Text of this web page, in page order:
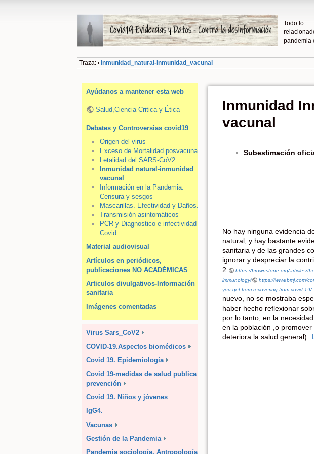
Todo lo
pandemia
Traza: • inmunidad_natural-inmunidad_vacunal
Ayúdanos a mantener esta web
Salud,Ciencia Critica y Ética
Debates y Controversias covid19
Origen del virus
Exceso de Mortalidad posvacunal
Letalidad del SARS-CoV2
Inmunidad natural-inmunidad
vacunal
Información en la Pandemia.
Censura y sesgos
Mascarillas. Efectividad y Daños.
Transmisión asintomáticos
PCR y Diagnostico e infectividad del
Covid
Material audiovisual
Artículos en periódicos,
publicaciones NO ACADÉMICAS
Articulos divulgativos-Información
sanitaria
Imágenes comentadas
Virus Sars_CoV2
COVID-19.Aspectos biomédicos
Covid 19. Epidemiología
Covid 19-medidas de salud publica y
prevención
Covid 19. Niños y jóvenes
IgG4.
Vacunas
Gestión de la Pandemia
Pandemia sociología, Antropología
Inmunidad
vacunal
Subestimación
No hay ninguna evidencia
natural, y hay bastante
sanitaria y de las grandes
ignorar y despreciar la
2.
https://brownstone.org/articles/
immunology/
https://www.bmj.com/
you-get-from-recovering-from-covid-19/.
nuevo, no se mostraba
haber hecho reflexionar
por lo tanto, en la
en la población ,o
deteriora la salud general).